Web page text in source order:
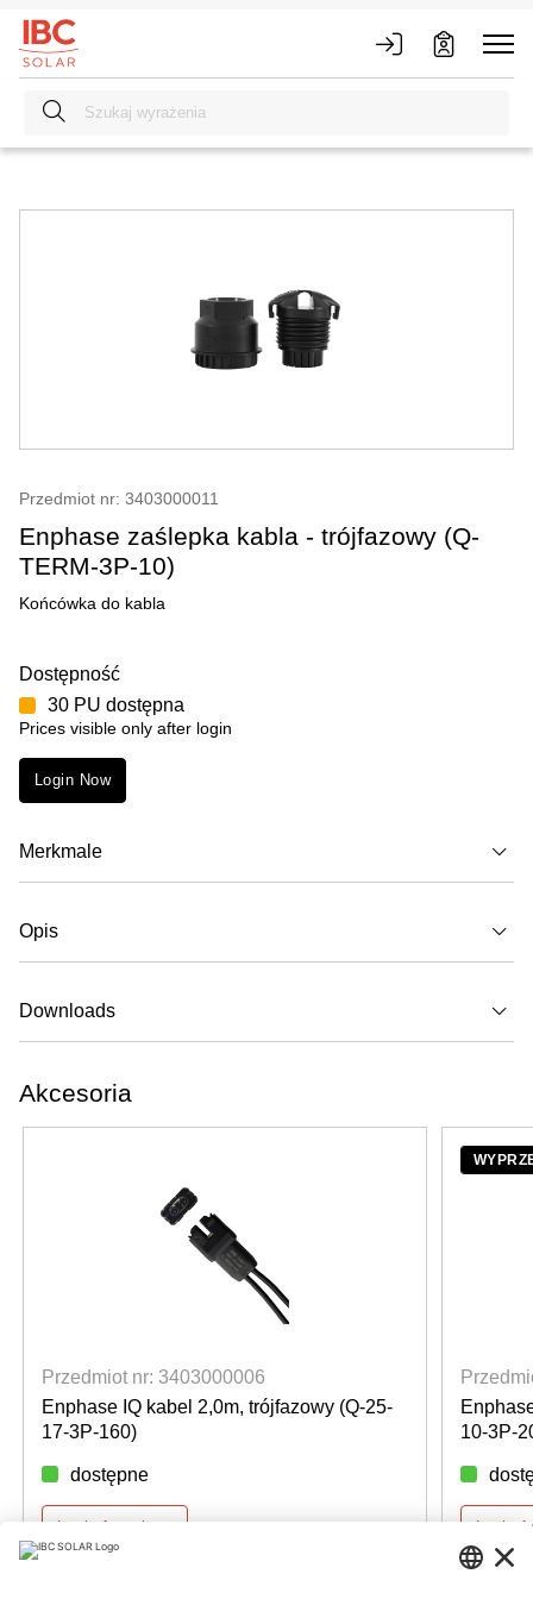
Przedmiot nr: 3403000011
Enphase zaślepka kabla - trójfazowy (Q-
TERM-3P-10)
Końcówka do kabla
Dostępność
30 PU dostępna
Prices visible only after login
Login Now
Merkmale
Opis
Downloads
Akcesoria
Przedmiot nr: 3403000006
Enphase IQ kabel 2,0m, trójfazowy (Q-25-
17-3P-160)
dostępne
Login for prices
10-3P-
Login